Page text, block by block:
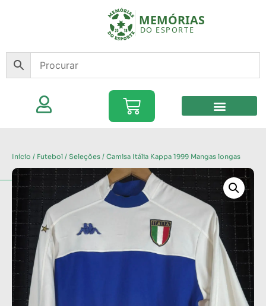
Início / Futebol / Seleções / Camisa Itália Kappa 1999 Mangas longas